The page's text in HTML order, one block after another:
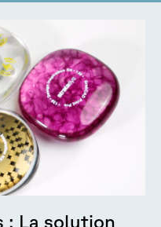
: La solution